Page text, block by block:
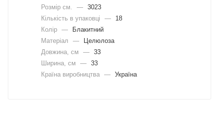
Розмір см.
— 3023
Кількість в упаковці
—
18
Колір —
Блакитний
Матеріал
—
Целюлоза
Довжина, cм
— 33
Ширина, cм
— 33
Країна виробництва — Україна